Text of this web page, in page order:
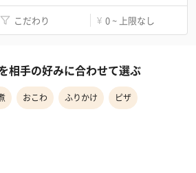
こだわり ¥ 0 ~ 上限なし
相手の好みに合わせて選ぶ
おこわ ふりかけ ピザ